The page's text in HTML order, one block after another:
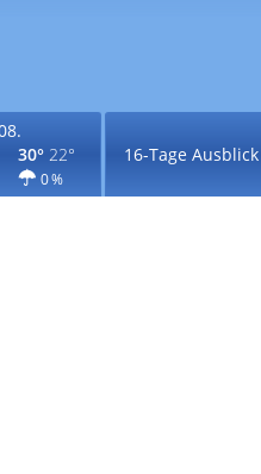
30° 22°
0 %
16-Tage Ausblick